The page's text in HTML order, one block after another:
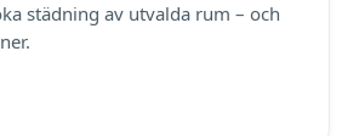
städning av utvalda rum – och